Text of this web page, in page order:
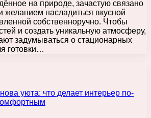
на природе, зачастую связано
желанием насладиться вкусной
собственноручно. Чтобы
и создать уникальную атмосферу,
задумываться о стационарных
готовки…
уюта: что делает интерьер по-